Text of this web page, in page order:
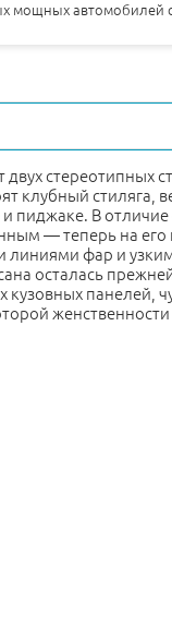
мощных автомобилей
стереотипных
клубный стиляга,
пиджаке. В
— теперь на его
фар и
осталась
панелей,